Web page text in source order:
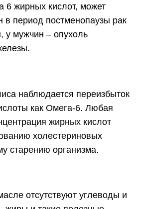
6 жирных кислот, может
в период постменопаузы рак
у мужчин – опухоль
наблюдается переизбыток
как Омега-6. Любая
жирных кислот
холестериновых
старению организма.
отсутствуют углеводы и